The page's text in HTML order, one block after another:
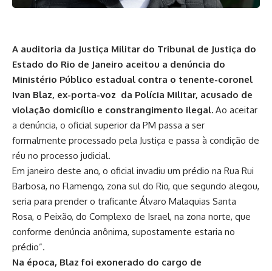
A auditoria da Justiça Militar do Tribunal de Justiça do
Estado do Rio de Janeiro aceitou a denúncia do
Ministério Público estadual contra o tenente-coronel
Ivan Blaz, ex-porta-voz da Polícia Militar, acusado de
violação domicílio e constrangimento ilegal. Ao aceitar
a denúncia, o oficial superior da PM passa a ser
formalmente processado pela Justiça e passa à condição de
réu no processo judicial.
Em janeiro deste ano, o oficial invadiu um prédio na Rua Rui
Barbosa, no Flamengo, zona sul do Rio, que segundo alegou,
seria para prender o traficante Álvaro Malaquias Santa
Rosa, o Peixão, do Complexo de Israel, na zona norte, que
conforme denúncia anônima, supostamente estaria no
prédio”.
Na época, Blaz foi exonerado do cargo de